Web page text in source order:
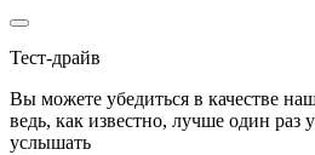
Тест-драйв
Вы можете убедиться в качестве
ведь, как известно, лучше один раз
услышать